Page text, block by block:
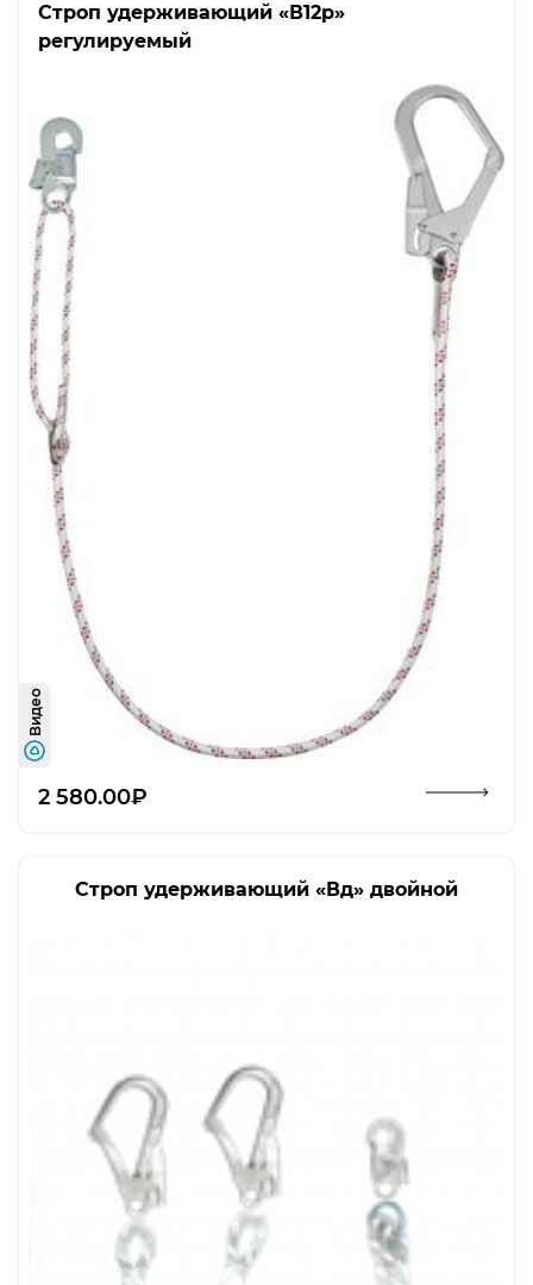
Строп удерживающий «В12р»
регулируемый
Видео
2 580.00₽
Строп удерживающий «Вд» двойной